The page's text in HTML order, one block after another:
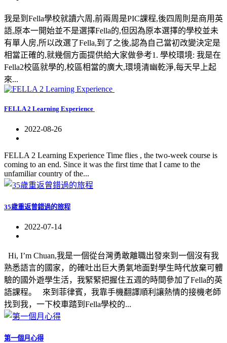
我是到Fella學校就讀六周,前兩周是PIC課程,後四周則是商用英
語,原本一開始並不是選擇Fella的,但因為原本選擇的學校並未
有單人房,所以改選了Fella,到了之後,認為自己當初改變決定是
相當正確的,就幾個方面提供給大家做參考1. 學校環境: 我是在
Fella2校區就學的,校區相當的廣大,環境清幽乾淨,每天早上起
來...
FELLA 2 Learning Experience
2022-08-26
FELLA 2 Learning Experience Time flies , the two-week course is
coming to an end. Since it was the first time that I came to the
unfamiliar country of the...
35歲重返曾錯過的旅程
2022-07-14
Hi, I’m Chuan,我是一個從台灣勇敢離職出發來到一個沒有我
熟悉語言的國家，的確吐出巨大勇氣地面對學生時代放棄可體
驗的國外遊學生活，我緊緊把握住五週的時間參加了Fella的英
語課程。 來到菲律賓，我靠手機翻譯順利讓熱情的接機老師
找到我，一下校車踏到Fella學校的...
第一個月心得